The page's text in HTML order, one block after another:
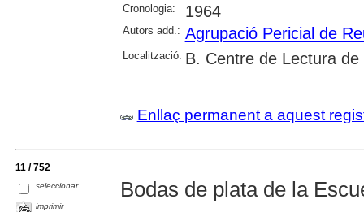
Cronologia: 1964
Autors add.: Agrupació Pericial de
Localització: B. Centre de Lectura de
Enllaç permanent a aquest
11 / 752
seleccionar
imprimir
Bodas de plata de la